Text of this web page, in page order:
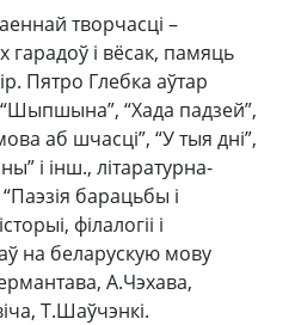
творчасці –
гарадоў і вёсак, памяць
Пятро Глебка аўтар
“Хада падзей”,
аб шчасці”, “У тыя дні”,
і інш., літаратурна-
барацьбы і
філалогіі і
на беларускую мову
А.Чэхава,
Т.Шаўчэнкі.